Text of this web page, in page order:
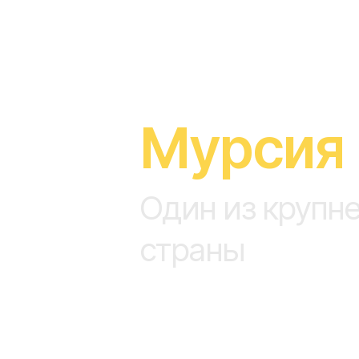
Мурсия